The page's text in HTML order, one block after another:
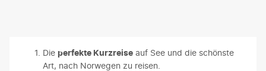
Die perfekte Kurzreise auf See und die schönste
Art, nach Norwegen zu reisen.